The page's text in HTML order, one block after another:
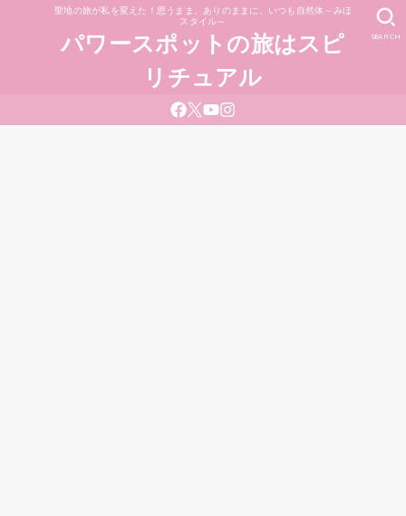
聖地の旅が私を変えた！思うまま、ありのままに、いつも自然体～みほ
スタイル～
パワースポットの旅はスピ
リチュアル
SEARCH